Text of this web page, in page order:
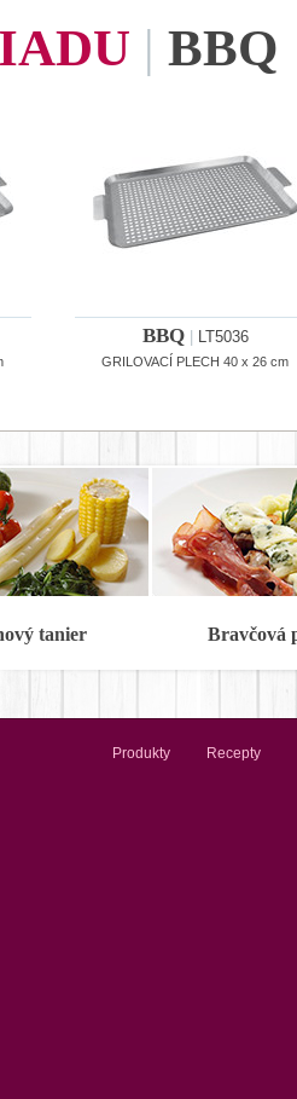
| BBQ
BBQ LT5036
GRILOVACÍ PLECH 40 x 26 cm
tanier Bravčová
Produkty Recepty